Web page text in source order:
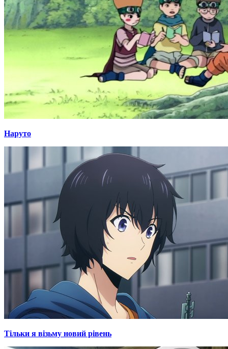
Наруто
Тільки я візьму новий рівень